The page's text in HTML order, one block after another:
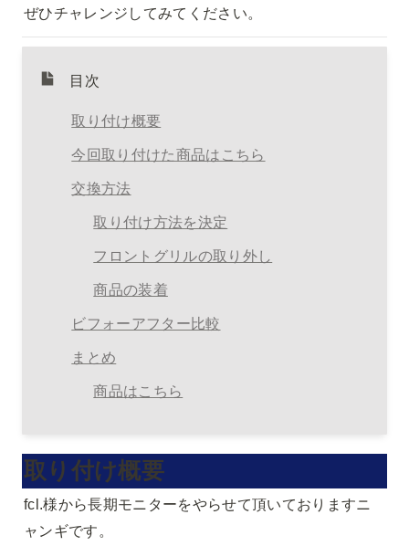
ぜひチャレンジしてみてください。
目次
取り付け概要
今回取り付けた商品はこちら
交換方法
取り付け方法を決定
フロントグリルの取り外し
商品の装着
ビフォーアフター比較
まとめ
商品はこちら
取り付け概要
fcl.様から長期モニターをやらせて頂いておりますニ
ャンギです。